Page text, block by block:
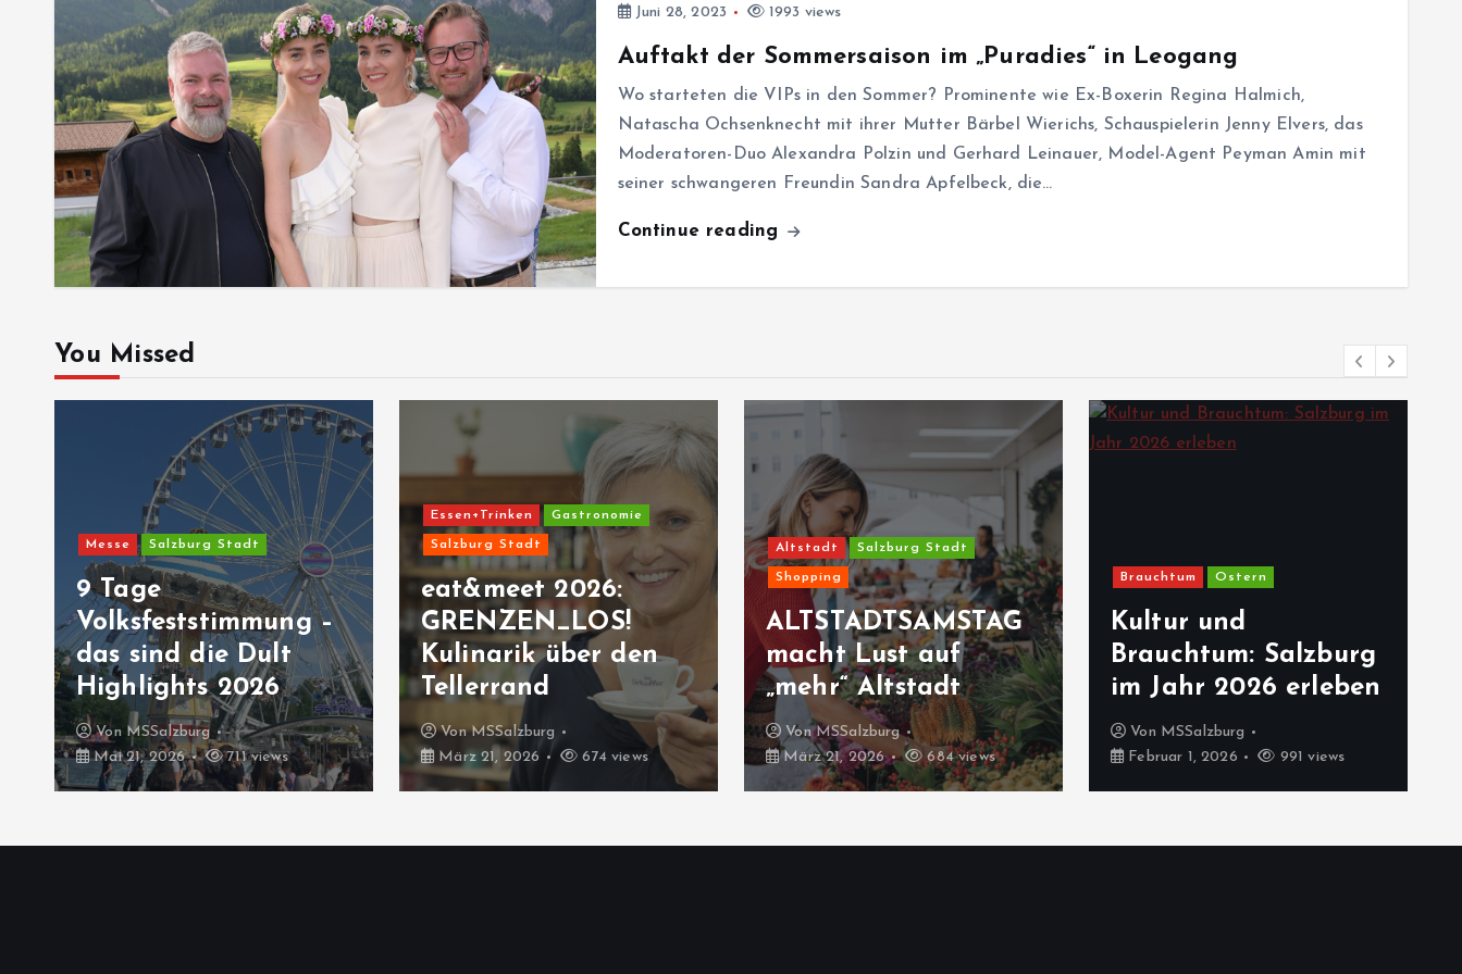
Juni 28, 2023
1993 views
Auftakt der Sommersaison im „Puradies“ in Leogang
Wo starteten die VIPs in den Sommer? Prominente wie Ex-Boxerin Regina Halmich,
Natascha Ochsenknecht mit ihrer Mutter Bärbel Wierichs, Schauspielerin Jenny Elvers, das
Moderatoren-Duo Alexandra Polzin und Gerhard Leinauer, Model-Agent Peyman Amin mit
seiner schwangeren Freundin Sandra Apfelbeck, die…
Continue reading
You Missed
Messe Salzburg Stadt
9 Tage
Volksfeststimmung –
das sind die Dult
Highlights 2026
Von MSSalzburg
Mai 21, 2026
711 views
Essen+Trinken Gastronomie
Salzburg Stadt
eat&meet 2026:
GRENZEN_LOS!
Kulinarik über den
Tellerrand
VonMSSalzburg
März 21, 2026
674 views
Altstadt Salzburg Stadt
Shopping
ALTSTADTSAMSTAG
macht Lust auf
„mehr“ Altstadt
VonMSSalzburg
März 21, 2026
684 views
Brauchtum Ostern
Kultur und
Brauchtum: Salzburg
im Jahr 2026 erleben
Von MSSalzburg
Februar 1, 2026
991 views